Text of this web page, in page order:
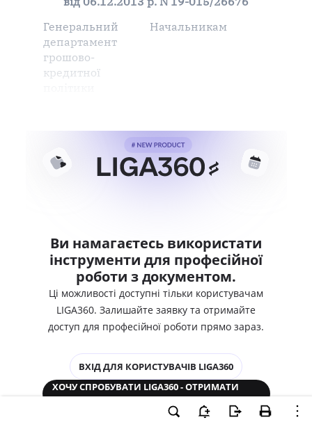
Генеральний
департамент
грошово-
кредитної
Начальникам
Ви намагаєтесь використати
інструменти для професійної
роботи з документом.
Ці можливості доступні тільки користувачам
LIGA360. Залишайте заявку та отримайте
доступ для професійної роботи прямо зараз.
ВХІД ДЛЯ КОРИСТУВАЧІВ LIGA360
ХОЧУ СПРОБУВАТИ LIGA360 - ОТРИМАТИ
ДОСТУП